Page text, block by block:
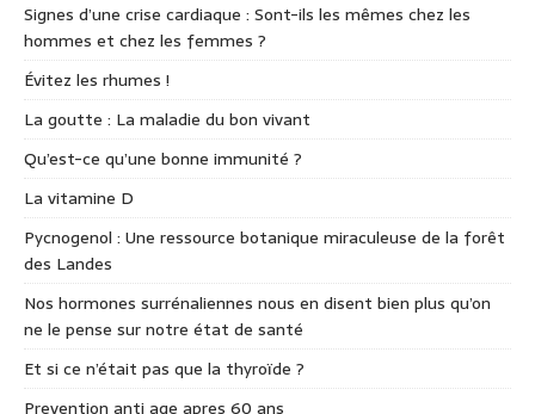
Signes d’une crise cardiaque : Sont-ils les mêmes chez les
hommes et chez les femmes ?
Évitez les rhumes !
La goutte : La maladie du bon vivant
Qu’est-ce qu’une bonne immunité ?
La vitamine D
Pycnogenol : Une ressource botanique miraculeuse de la forêt
des Landes
Nos hormones surrénaliennes nous en disent bien plus qu’on
ne le pense sur notre état de santé
Et si ce n’était pas que la thyroïde ?
Prevention anti age apres 60 ans